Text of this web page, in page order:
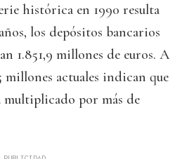
histórica en 1990 resulta
los depósitos bancarios
1.851,9 millones de euros. A
millones actuales indican que
multiplicado por más de